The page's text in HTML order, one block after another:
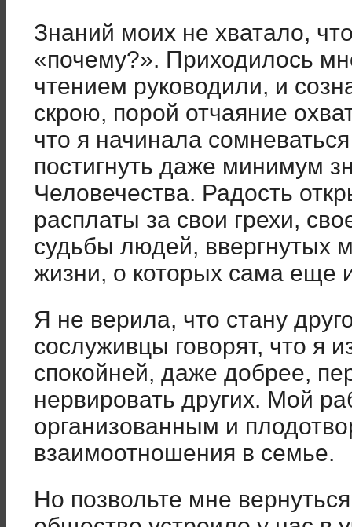
Знаний моих не хватало,
«почему?». Приходилось
чтением руководили, и
скрою, порой отчаяние
что я начинала
постигнуть даже минимум
Человечества. Радость
расплаты за свои грехи,
судьбы людей, ввергнутых
жизни, о которых сама еще
Я не верила, что стану
сослуживцы говорят, что я
спокойней, даже добрее,
нервировать других. Мой
организованным и
взаимоотношения в семье.
Но позвольте мне